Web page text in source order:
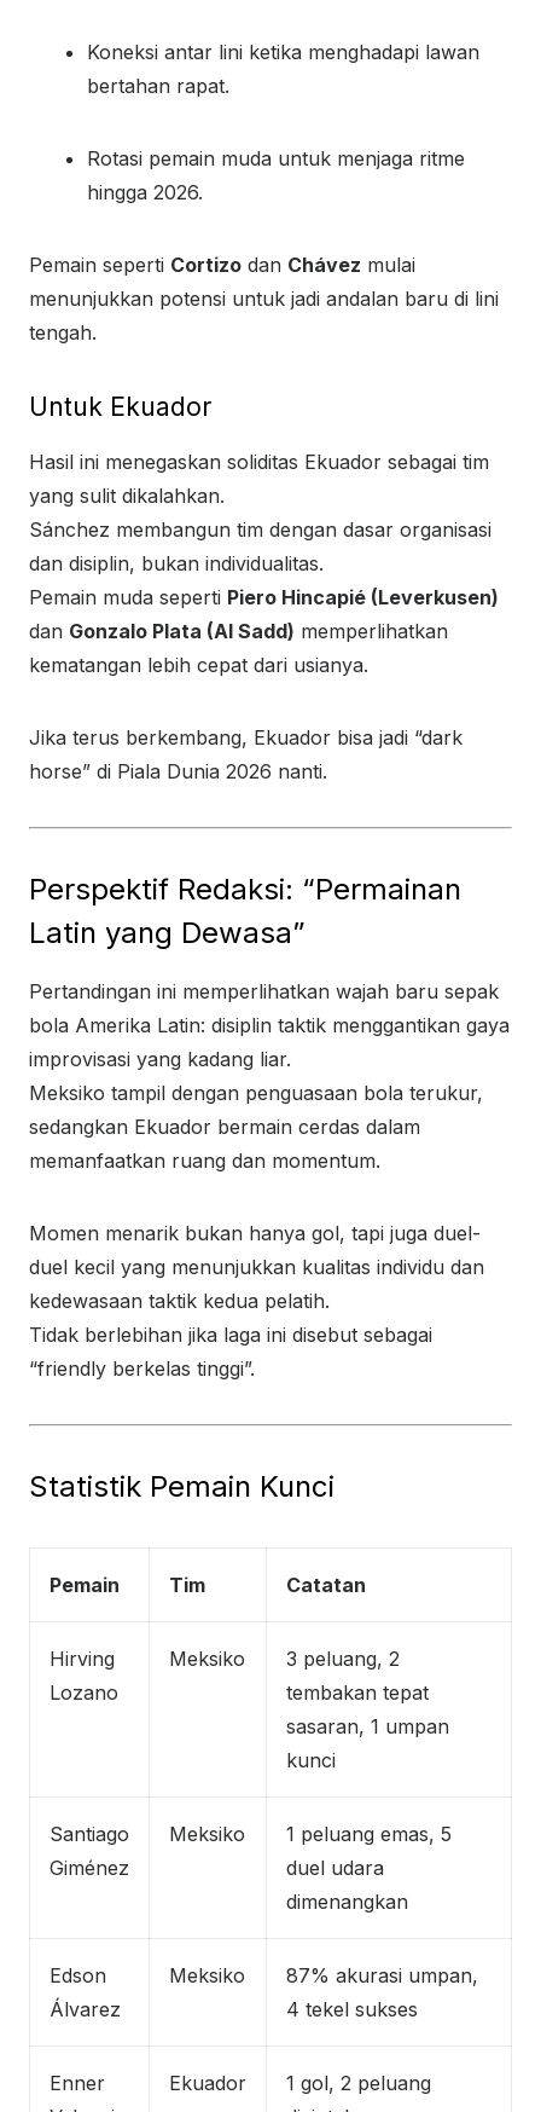
Koneksi antar lini ketika menghadapi lawan
bertahan rapat.
Rotasi pemain muda untuk menjaga ritme
hingga 2026.
Pemain seperti Cortizo dan Chávez mulai
menunjukkan potensi untuk jadi andalan baru di lini
tengah.
Untuk Ekuador
Hasil ini menegaskan soliditas Ekuador sebagai tim
yang sulit dikalahkan.
Sánchez membangun tim dengan dasar organisasi
dan disiplin, bukan individualitas.
Pemain muda seperti Piero Hincapié (Leverkusen)
dan Gonzalo Plata (Al Sadd) memperlihatkan
kematangan lebih cepat dari usianya.
Jika terus berkembang, Ekuador bisa jadi “dark
horse” di Piala Dunia 2026 nanti.
Perspektif Redaksi: “Permainan
Latin yang Dewasa”
Pertandingan ini memperlihatkan wajah baru sepak
bola Amerika Latin: disiplin taktik menggantikan gaya
improvisasi yang kadang liar.
Meksiko tampil dengan penguasaan bola terukur,
sedangkan Ekuador bermain cerdas dalam
memanfaatkan ruang dan momentum.
Momen menarik bukan hanya gol, tapi juga duel-
duel kecil yang menunjukkan kualitas individu dan
kedewasaan taktik kedua pelatih.
Tidak berlebihan jika laga ini disebut sebagai
“friendly berkelas tinggi”.
Statistik Pemain Kunci
Pemain Tim Catatan
Hirving
Lozano
Meksiko
3 peluang, 2
tembakan tepat
sasaran, 1 umpan
kunci
Santiago
Giménez
Meksiko
1 peluang emas, 5
duel udara
dimenangkan
Edson
Álvarez
Meksiko
87% akurasi umpan,
4 tekel sukses
Enner
Ekuador
1 gol, 2 peluang